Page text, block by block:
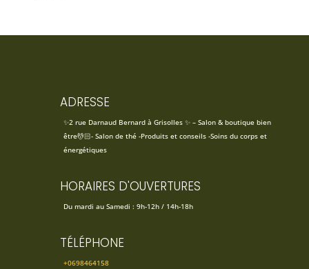
ADRESSE
✨2 rue Darnaud Bernard à Grisolles ✨ – Salon & boutique bien
être💆🏻- Salon de thé -Produits et conseils -Soins du corps et
énergétiques
HORAIRES D'OUVERTURES
Du mardi au Samedi : 9h-12h / 14h-18h
TÉLÉPHONE
+0698464158